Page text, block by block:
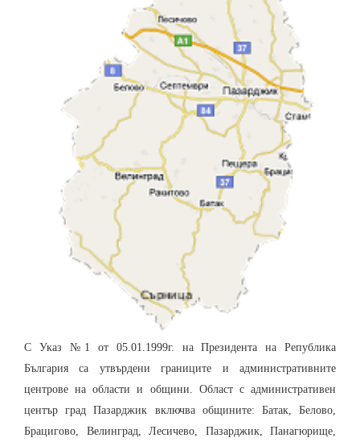
С Указ №1 от 05.01.1999г. на Президента на Република
България са утвърдени границите и административните
центрове на области и общини. Област с административен
център град Пазарджик включва общините: Батак, Белово,
Брацигово, Велинград, Лесичево, Пазарджик, Панагюрище,